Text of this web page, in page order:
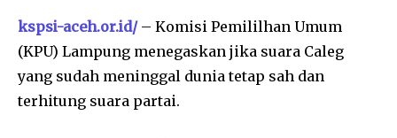
kspsi-aceh.or.id/– Komisi Pemililhan Umum
(KPU) Lampung menegaskan jika suara Caleg
yang sudah meninggal dunia tetap sah dan
terhitung suara partai.